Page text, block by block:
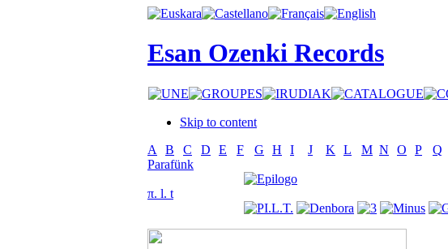
Esan Ozenki Records
Skip to content
A
B C D E F G H I J K L M N O P Q
Parafünk
π. l. t